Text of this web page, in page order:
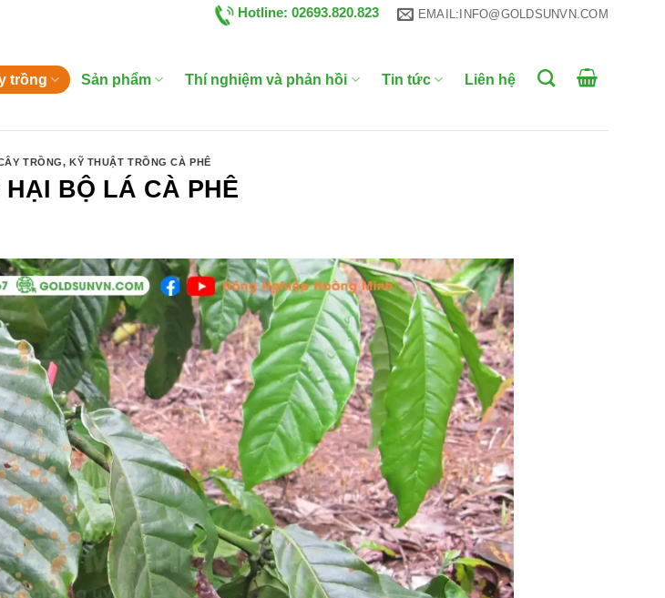
Hotline: 02693.820.823 EMAIL:INFO@GOLDSUNVN.COM
trồng Sản phẩm Thí nghiệm và phản hồi Tin tức Liên hệ
TRỒNG,KỸ THUẬT TRỒNG CÀ PHÊ
BỘ LÁ CÀ PHÊ